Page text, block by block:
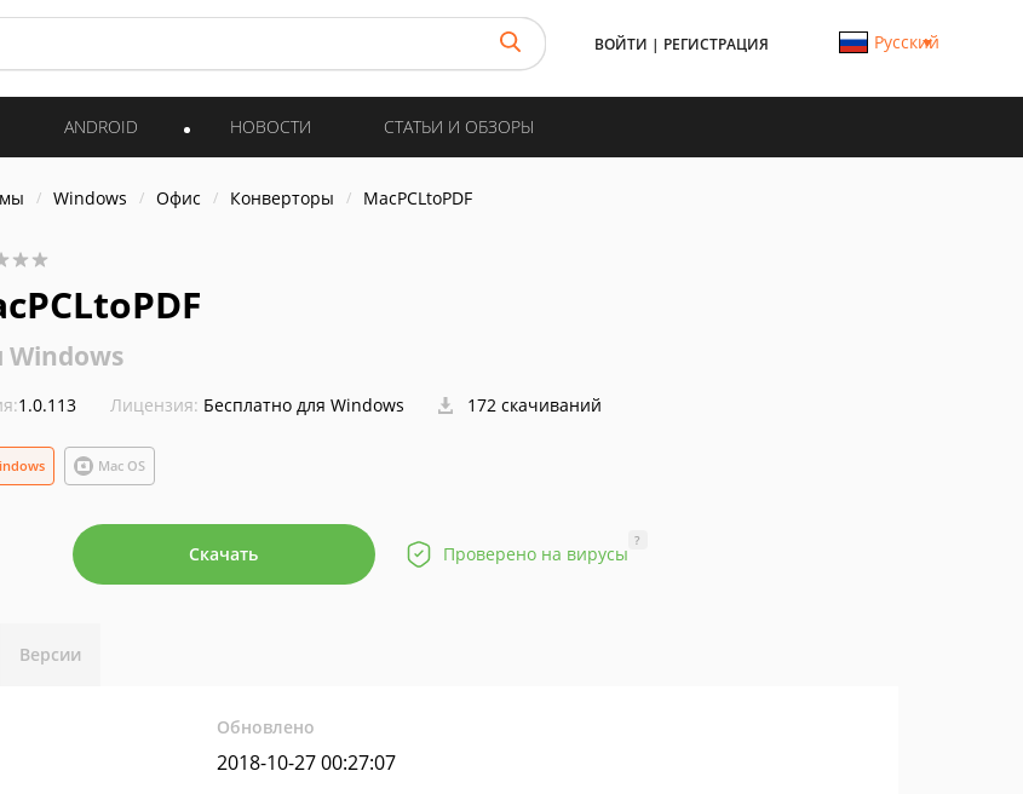
ВОЙТИ | РЕГИСТРАЦИЯ Русский
ANDROID НОВОСТИ СТАТЬИ И ОБЗОРЫ
Windows Офис Конверторы MacPCLtoPDF
Windows
1.0.113 Лицензия: Бесплатно для Windows 172 скачиваний
Mac OS
Скачать Проверено на вирусы
?
Версии
Обновлено
2018-10-27 00:27:07